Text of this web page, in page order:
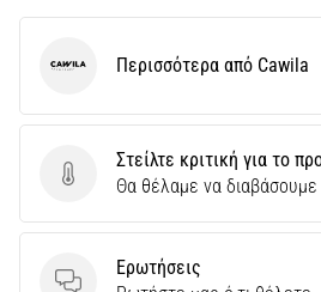
Στείλτε κριτική για το προϊόν
Στείλτε κριτική για το
Θα θέλαμε να
Ερωτήσεις
Cawila Περισσότερα από Cawila